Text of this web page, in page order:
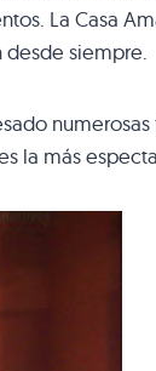
La Casa
siempre.
numerosas
la más